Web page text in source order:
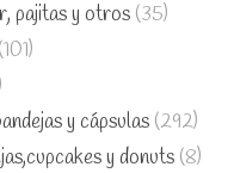
pajitas y otros (35)
(101)
y cápsulas (292)
y donuts (8)